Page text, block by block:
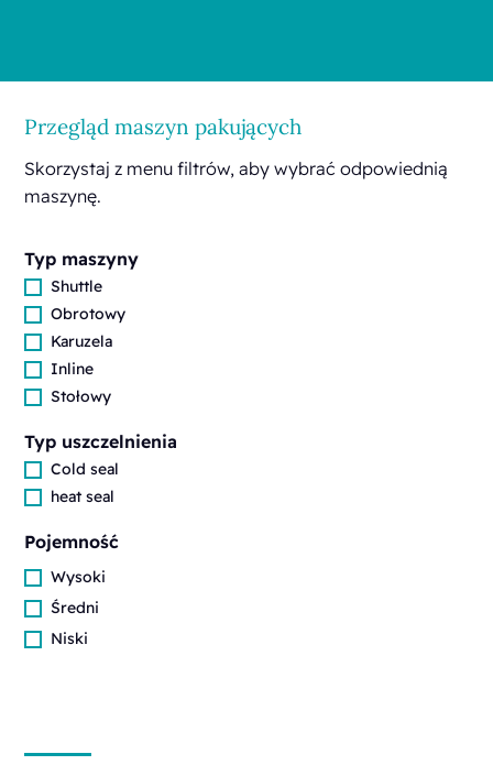
Przegląd maszyn pakujących
Skorzystaj z menu filtrów, aby wybrać odpowiednią
maszynę.
Typ maszyny
Shuttle
Obrotowy
Karuzela
Inline
Stołowy
Typ uszczelnienia
Cold seal
heat seal
Pojemność
Wysoki
Średni
Niski